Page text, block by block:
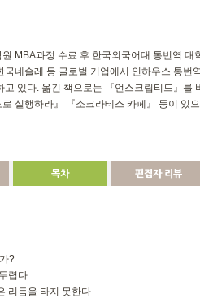
MBA과정 수료 후 한국외국어대 통번역 대
네슬레 등 글로벌 기업에서 인하우스 통번
고 있다. 옮긴 책으로는 『언스크립티드』를
실행하라』 『소크라테스 카페』 등이 있
목차 편집자 리뷰
?
렵다
리듬을 타지 못한다